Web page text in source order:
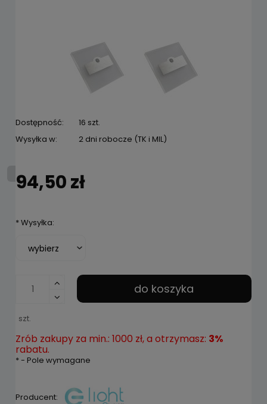
Dostępność:
16 szt.
Wysyłka w:
2 dni robocze (TK i MIL)
94,50 zł
*Wysyłka:
szt.
do koszyka
Zrób zakupy za min.: 1000 zł, a otrzymasz: 3%
rabatu.
*- Pole wymagane
Producent: